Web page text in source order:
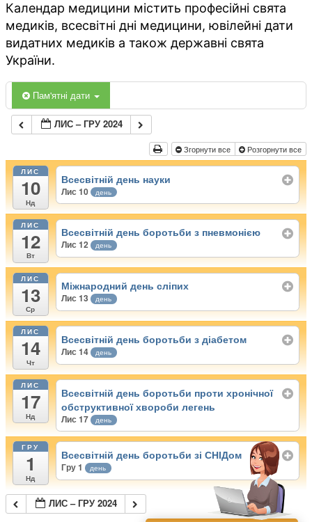
Календар медицини містить професійні свята
медиків, всесвітні дні медицини, ювілейні дати
видатних медиків а також державні свята
України.
Пам'ятні дати
ЛИС – ГРУ 2024
Згорнути все Розгорнути все
ЛИС
10
Нд
Всесвітній день науки
Лис 10 день
ЛИС
12
Вт
Всесвітній день боротьби з пневмонією
Лис 12 день
ЛИС
13
Ср
Міжнародний день сліпих
Лис 13 день
ЛИС
14
Чт
Всесвітній день боротьби з діабетом
Лис 14 день
ЛИС
17
Нд
Всесвітній день боротьби проти хронічної
обструктивної хвороби легень
Лис 17 день
ГРУ
1
Нд
Всесвітній день боротьби зі СНІДом
Гру 1 день
ЛИС – ГРУ 2024